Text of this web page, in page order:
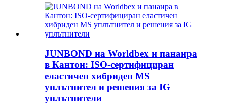
JUNBOND на Worldbex и панаира
в Кантон: ISO-сертифициран
еластичен хибриден MS
уплътнител и решения за IG
уплътнители